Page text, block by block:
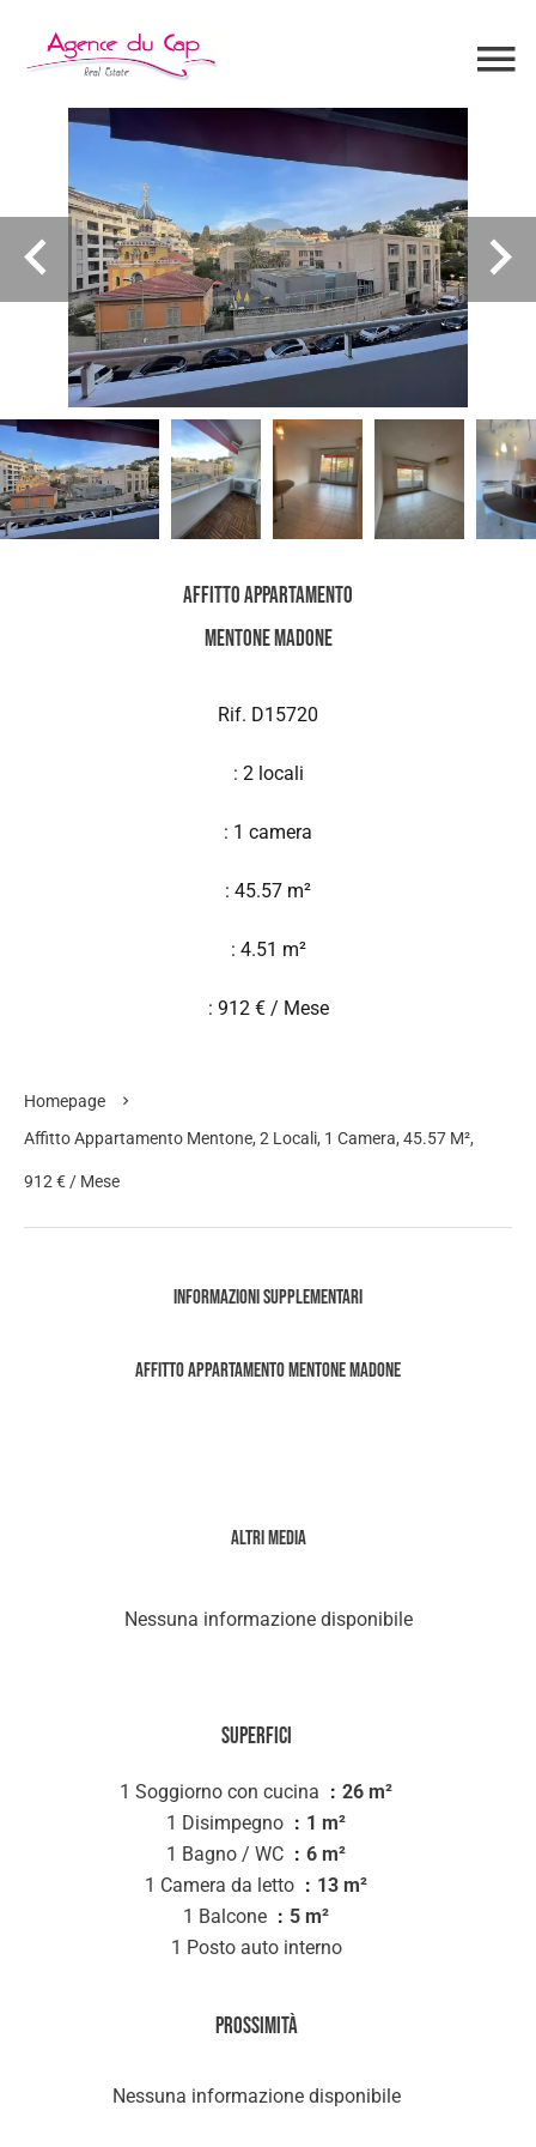
Affitto Appartamento
Mentone Madone
Rif. D15720
: 2 locali
: 1 camera
: 45.57 m²
: 4.51 m²
: 912 € / Mese
Homepage
Affitto Appartamento Mentone, 2 Locali, 1 Camera, 45.57 M²,
912 € / Mese
Informazioni supplementari
Affitto Appartamento Mentone Madone
Altri media
Nessuna informazione disponibile
Superfici
1 Soggiorno con cucina
26 m²
1 Disimpegno
1 m²
1 Bagno / WC
6 m²
1 Camera da letto
13 m²
1 Balcone
5 m²
1 Posto auto interno
Prossimità
Nessuna informazione disponibile